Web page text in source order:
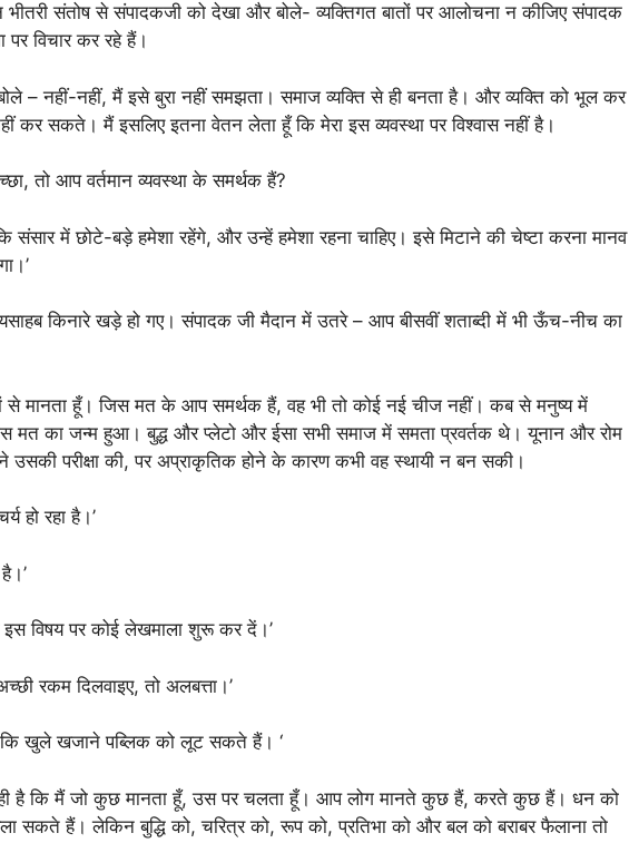
संतोष से संपादकजी को देखा और बोले- व्यक्तिगत बातों पर आलोचना न कीजिए संपादक
पर विचार कर रहे हैं।
– नहीं-नहीं, मैं इसे बुरा नहीं समझता। समाज व्यक्ति से ही बनता है। और व्यक्ति को भूल कर
कर सकते। मैं इसलिए इतना वेतन लेता हूँ कि मेरा इस व्यवस्था पर विश्वास नहीं है।
तो आप वर्तमान व्यवस्था के समर्थक हैं?
संसार में छोटे-बड़े हमेशा रहेंगे, और उन्हें हमेशा रहना चाहिए। इसे मिटाने की चेष्टा करना मानव
किनारे खड़े हो गए। संपादक जी मैदान में उतरे – आप बीसवीं शताब्दी में भी ऊँच-नीच का
से मानता हूँ। जिस मत के आप समर्थक हैं, वह भी तो कोई नई चीज नहीं। कब से मनुष्य में
मत का जन्म हुआ। बुद्ध और प्लेटो और ईसा सभी समाज में समता प्रवर्तक थे। यूनान और रोम
उसकी परीक्षा की, पर अप्राकृतिक होने के कारण कभी वह स्थायी न बन सकी।
हो रहा है।’
विषय पर कोई लेखमाला शुरू कर दें।’
रकम दिलवाइए, तो अलबत्ता।’
है कि खुले खजाने पब्लिक को लूट सकते हैं। ‘
है कि मैं जो कुछ मानता हूँ, उस पर चलता हूँ। आप लोग मानते कुछ हैं, करते कुछ हैं। धन को
सकते हैं। लेकिन बुद्धि को, चरित्र को, रूप को, प्रतिभा को और बल को बराबर फैलाना तो